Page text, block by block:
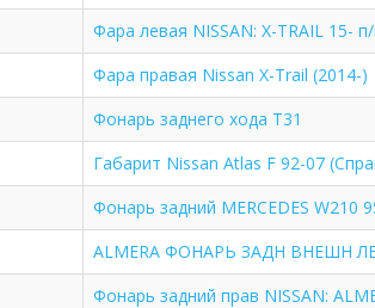
Фара левая NISSAN: X-TRAIL 15-
Фара правая Nissan X-Trail (2014-)
Фонарь заднего хода T31
Габарит Nissan Atlas F 92-07
Фонарь задний MERCEDES W210
ALMERA ФОНАРЬ ЗАДН ВНЕШН
Фонарь задний прав NISSAN: